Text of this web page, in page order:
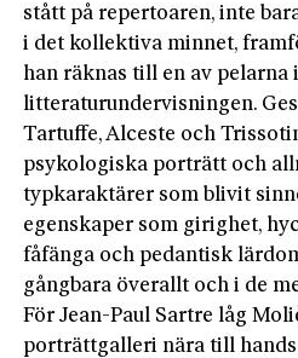
stått på repertoaren, inte
i det kollektiva minnet,
han räknas till en av pelarna i
litteraturundervisningen.
Tartuffe, Alceste och
psykologiska porträtt och
typkaraktärer som blivit
egenskaper som girighet,
fåfänga och pedantisk
gångbara överallt och i de
För Jean-Paul Sartre låg
porträttgalleri nära till